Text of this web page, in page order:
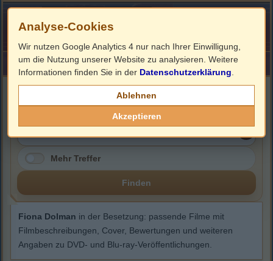
HOME ImpressumLinks
Fiona Dolman
Mehr Treffer
Finden
Fiona Dolman in der Besetzung: passende Filme mit
Filmbeschreibungen, Cover, Bewertungen und weiteren
Angaben zu DVD- und Blu-ray-Veröffentlichungen.
Analyse-Cookies
Wir nutzen Google Analytics 4 nur nach Ihrer Einwilligung,
um die Nutzung unserer Website zu analysieren. Weitere
Informationen finden Sie in der Datenschutzerklärung
Ablehnen
Akzeptieren